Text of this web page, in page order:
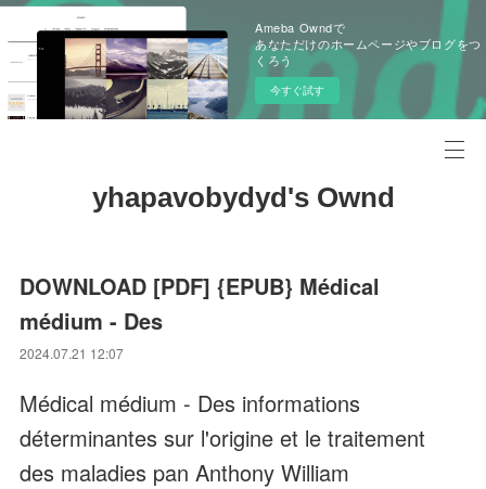
Ameba Owndで
あなただけのホームページやブログをつ
くろう
今すぐ試す
yhapavobydyd's Ownd
DOWNLOAD [PDF] {EPUB} Médical
médium - Des
2024.07.21 12:07
Médical médium - Des informations
déterminantes sur l'origine et le traitement
des maladies pan Anthony William